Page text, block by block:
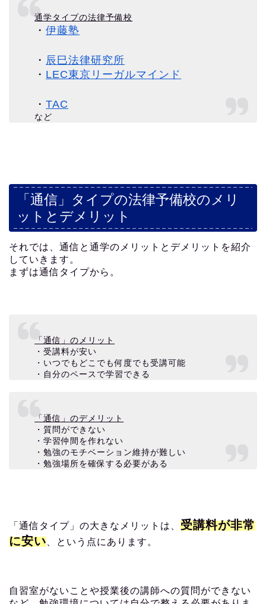
通学タイプの法律予備校
・伊藤塾
・ 辰巳法律研究所
・ LEC東京リーガルマインド
・TAC
など
「通信」タイプの法律予備校のメリ
ットとデメリット
それでは、通信と通学のメリットとデメリットを紹介
していきます。
まずは通信タイプから。
「通信」のメリット
・受講料が安い
・いつでもどこでも何度でも受講可能
・自分のペースで学習できる
「通信」のデメリット
・質問ができない
・学習仲間を作れない
・勉強のモチベーション維持が難しい
・勉強場所を確保する必要がある
「通信タイプ」の大きなメリットは、 受講料が非常
に安い 、という点にあります。
自習室がないことや授業後の講師への質問ができない